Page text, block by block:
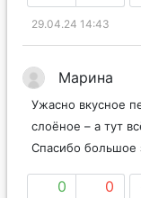
29.04.24 14:43
Марина
Ужасно вкусное
слоёное – а тут
Спасибо большое
0 0